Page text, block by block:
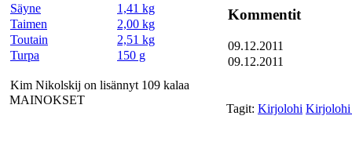
Säyne
1,41 kg
Taimen
2,00 kg
Toutain
2,51 kg
Turpa
150 g
Kim Nikolskij on lisännyt 109 kalaa
MAINOKSET
Kommentit
09.12.2011
09.12.2011
Tagit: Kirjolohi Kirjolohi